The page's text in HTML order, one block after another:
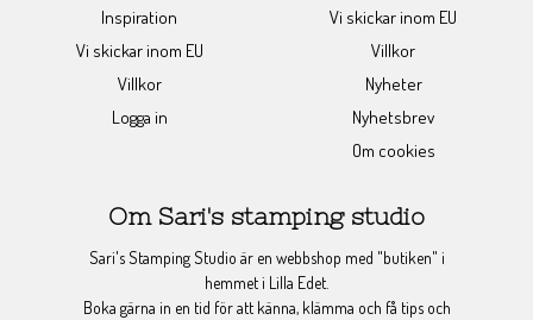
Inspiration
Vi skickar inom EU
Villkor
Logga in
Vi skickar inom EU
Villkor
Nyheter
Nyhetsbrev
Om cookies
Om Sari's stamping studio
Sari's Stamping Studio är en webbshop med "butiken" i
hemmet i Lilla Edet.
Boka gärna in en tid för att känna, klämma och få tips och